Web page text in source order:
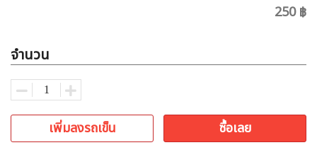
250 ฿
จำนวน
เพิ่มลงรถเข็น ซื้อเลย